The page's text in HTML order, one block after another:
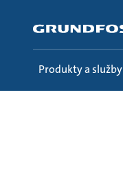
Produkty a služby